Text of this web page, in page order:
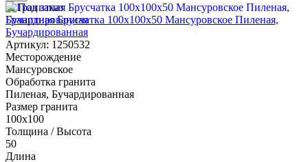
Под заказ
Гранитная Брусчатка 100х100x50 Мансуровское Пиленая,
Бучардированная
Артикул: 1250532
Месторождение
Мансуровское
Обработка гранита
Пиленая, Бучардированная
Размер гранита
100х100
Толщина / Высота
50
Длина